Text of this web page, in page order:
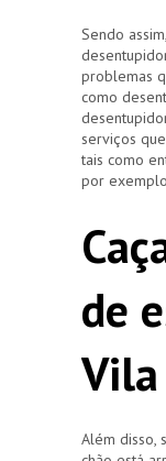
Sendo
problemas
como
serviços
tais como
por
de
Além disso,